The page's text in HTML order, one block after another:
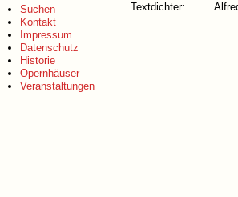
Suchen
Kontakt
Impressum
Datenschutz
Historie
Opernhäuser
Veranstaltungen
Textdichter: